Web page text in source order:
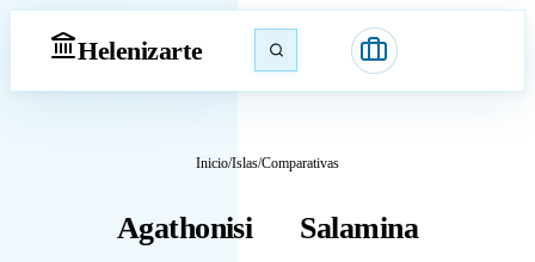
Helenizarte
Inicio/Islas/Comparativas
Agathonisi Salamina